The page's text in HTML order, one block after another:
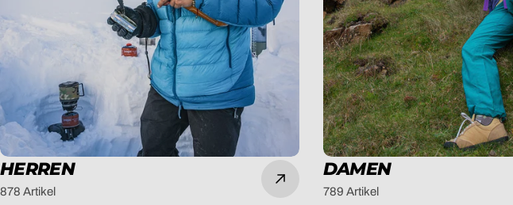
HERREN
878 Artikel
DAMEN
789 Artikel